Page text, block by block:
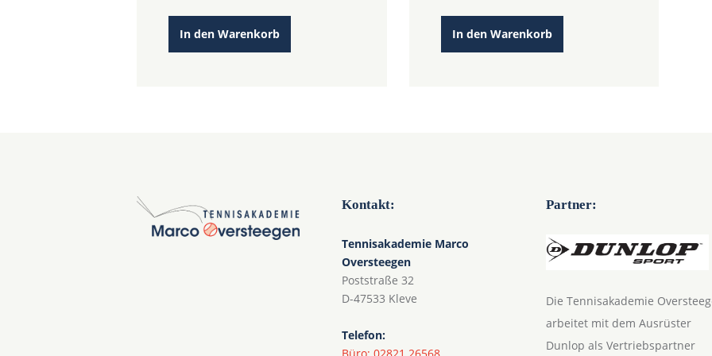
In den Warenkorb In den Warenkorb
Kontakt:
Tennisakademie Marco
Oversteegen
Poststraße 32
D-47533 Kleve
Telefon:
Partner:
Die Tennisakademie
arbeitet mit dem Ausrüster
Dunlop als Vertriebspartner